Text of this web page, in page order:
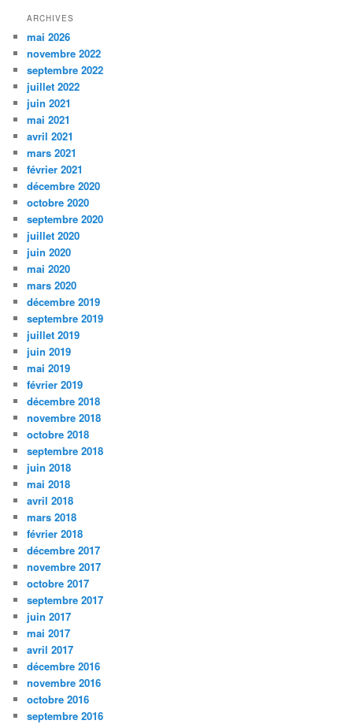
ARCHIVES
mai 2026
novembre 2022
septembre 2022
juillet 2022
juin 2021
mai 2021
avril 2021
mars 2021
février 2021
décembre 2020
octobre 2020
septembre 2020
juillet 2020
juin 2020
mai 2020
mars 2020
décembre 2019
septembre 2019
juillet 2019
juin 2019
mai 2019
février 2019
décembre 2018
novembre 2018
octobre 2018
septembre 2018
juin 2018
mai 2018
avril 2018
mars 2018
février 2018
décembre 2017
novembre 2017
octobre 2017
septembre 2017
juin 2017
mai 2017
avril 2017
décembre 2016
novembre 2016
octobre 2016
septembre 2016